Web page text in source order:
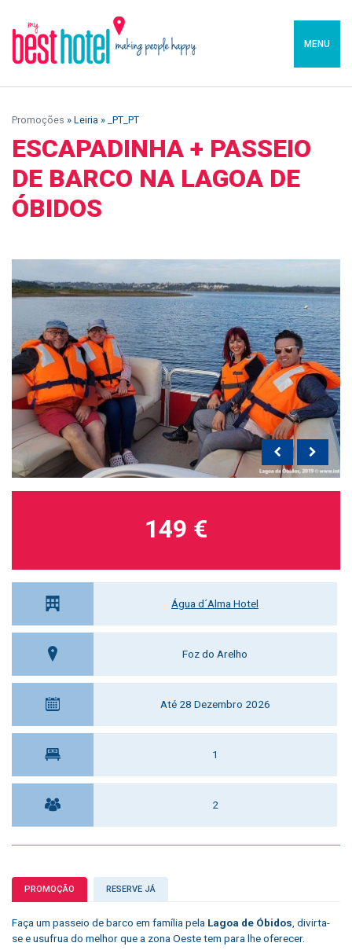
MENU
Promoções » Leiria » _PT_PT
ESCAPADINHA + PASSEIO
DE BARCO NA LAGOA DE
ÓBIDOS
Água d´Alma Hotel
Foz do Arelho
Até 28 Dezembro 2026
1
2
149 €
PROMOÇÃO RESERVE JÁ
Faça um passeio de barco em família pela Lagoa de Óbidos , divirta-
se e usufrua do melhor que a zona Oeste tem para lhe oferecer.